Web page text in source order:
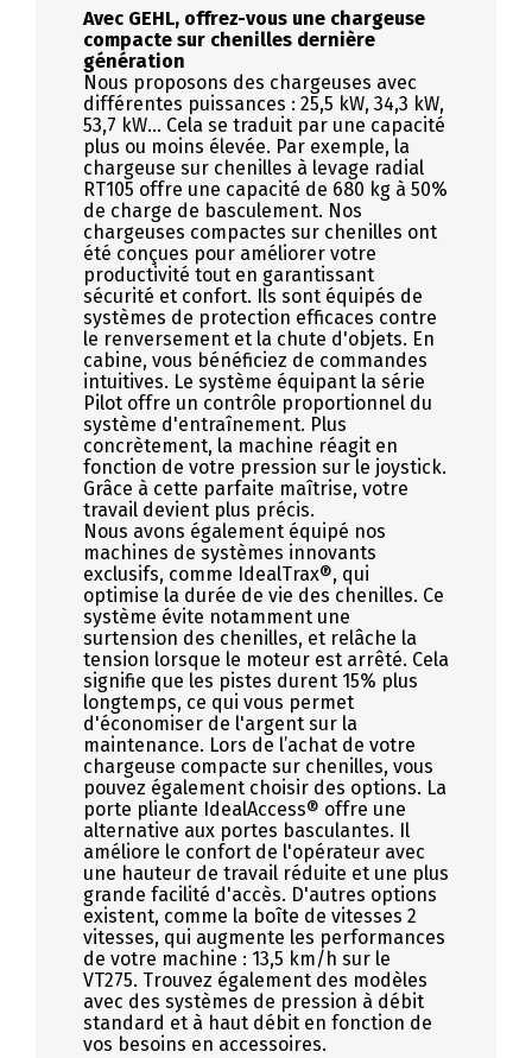
Avec GEHL, offrez-vous une chargeuse
compacte sur chenilles dernière
génération
Nous proposons des chargeuses avec
différentes puissances : 25,5 kW, 34,3 kW,
53,7 kW… Cela se traduit par une capacité
plus ou moins élevée. Par exemple, la
chargeuse sur chenilles à levage radial
RT105 offre une capacité de 680 kg à 50%
de charge de basculement. Nos
chargeuses compactes sur chenilles ont
été conçues pour améliorer votre
productivité tout en garantissant
sécurité et confort. Ils sont équipés de
systèmes de protection efficaces contre
le renversement et la chute d'objets. En
cabine, vous bénéficiez de commandes
intuitives. Le système équipant la série
Pilot offre un contrôle proportionnel du
système d'entraînement. Plus
concrètement, la machine réagit en
fonction de votre pression sur le joystick.
Grâce à cette parfaite maîtrise, votre
travail devient plus précis.
Nous avons également équipé nos
machines de systèmes innovants
exclusifs, comme IdealTrax®, qui
optimise la durée de vie des chenilles. Ce
système évite notamment une
surtension des chenilles, et relâche la
tension lorsque le moteur est arrêté. Cela
signifie que les pistes durent 15% plus
longtemps, ce qui vous permet
d'économiser de l'argent sur la
maintenance. Lors de l’achat de votre
chargeuse compacte sur chenilles, vous
pouvez également choisir des options. La
porte pliante IdealAccess® offre une
alternative aux portes basculantes. Il
améliore le confort de l'opérateur avec
une hauteur de travail réduite et une plus
grande facilité d'accès. D'autres options
existent, comme la boîte de vitesses 2
vitesses, qui augmente les performances
de votre machine : 13,5 km/h sur le
VT275. Trouvez également des modèles
avec des systèmes de pression à débit
standard et à haut débit en fonction de
vos besoins en accessoires.